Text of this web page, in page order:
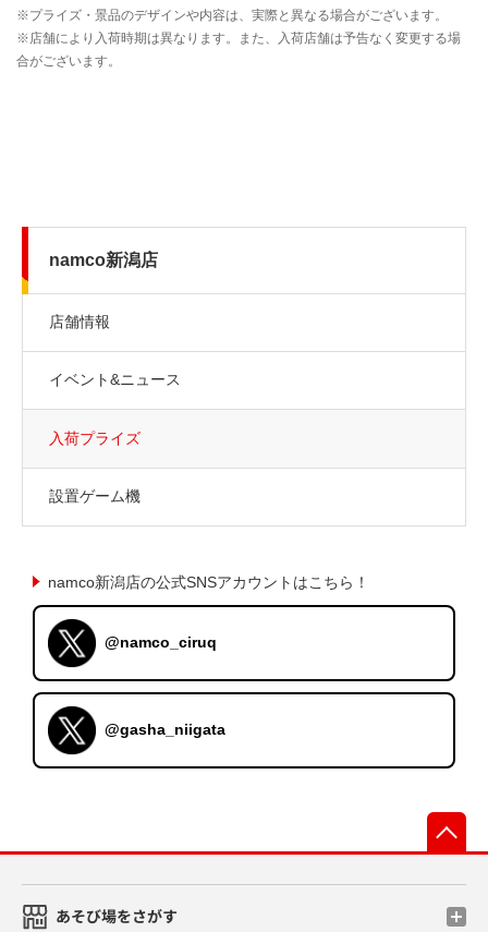
namco新潟店
店舗情報
イベント&ニュース
入荷プライズ
設置ゲーム機
namco新潟店の公式SNSアカウントはこちら！
@namco_ciruq
@gasha_niigata
あそび場をさがす